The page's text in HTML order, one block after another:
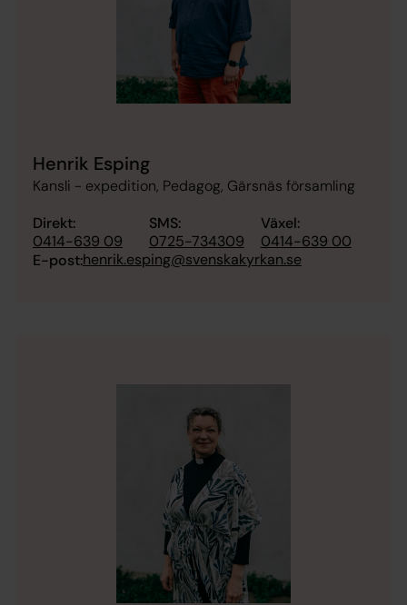
Henrik Esping
Kansli - expedition, Pedagog, Gärsnäs församling
Direkt:
0414-639 09
SMS:
0725-734309
Växel:
0414-639 00
E-post:henrik.esping@svenskakyrkan.se